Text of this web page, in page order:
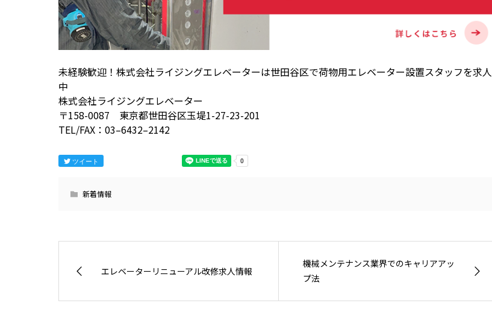
未経験歓迎！株式会社ライジングエレベーターは世田谷区で荷物用エレベーター設置スタッフを求人
中
株式会社ライジングエレベーター
〒158-0087 東京都世田谷区玉堤1-27-23-201
TEL/FAX：03–6432–2142
ツイート
新着情報
エレベーターリニューアル改修求人情報
機械メンテナンス業界でのキャリアアッ
プ法